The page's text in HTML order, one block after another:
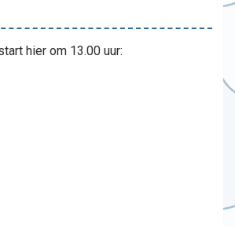
hier om 13.00 uur: